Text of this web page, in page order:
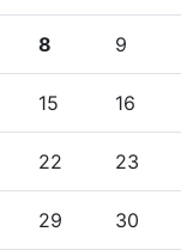
8 9
15 16
22 23
29 30